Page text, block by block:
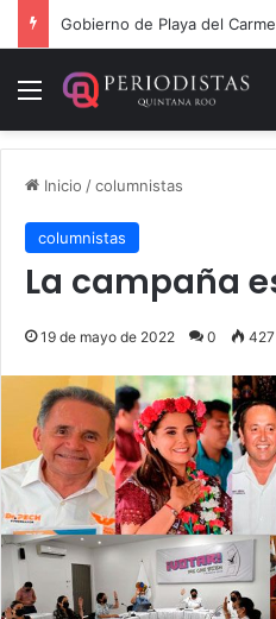
Menú
Inicio /columnistas
columnistas
La campaña
19 de mayo de 2022 0 427